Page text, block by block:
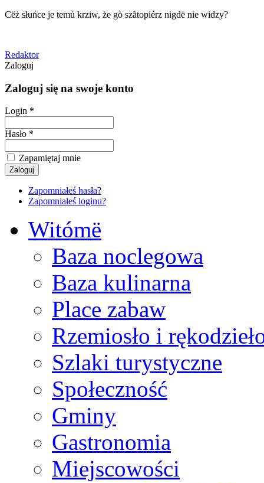
Cëż słuńce je temù krziw, że gò szãtopiérz nigdë nie widzy?
Redaktor
Zaloguj
Zaloguj się na swoje konto
Login *
Hasło *
Zapamiętaj mnie
Zapomniałeś hasła?
Zapomniałeś loginu?
Witómë
Baza noclegowa
Baza kulinarna
Place zabaw
Rzemiosło i
Szlaki turystyczne
Społeczność
Gminy
Gastronomia
Miejscowości